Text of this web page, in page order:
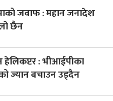
जवाफ : महान जनादेश
छैन
: भीआईपीका
ज्यान बचाउन उड्दैन